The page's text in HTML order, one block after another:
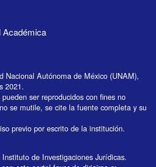
Académica
Nacional Autónoma de México (UNAM),
2021.
ser reproducidos con fines no
se mutile, se cite la fuente completa y su
previo por escrito de la institución.
de Investigaciones Jurídicas.